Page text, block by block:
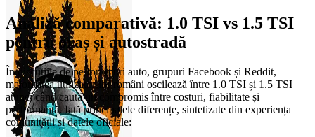
Analiză comparativă: 1.0 TSI vs 1.5 TSI
pentru oraș și autostradă
În discuțiile de pe forumuri auto, grupuri Facebook și Reddit,
majoritatea utilizatorilor români oscilează între 1.0 TSI și 1.5 TSI
atunci când caută un compromis între costuri, fiabilitate și
performanță. Iată principalele diferențe, sintetizate din experiența
comunității și datele oficiale: